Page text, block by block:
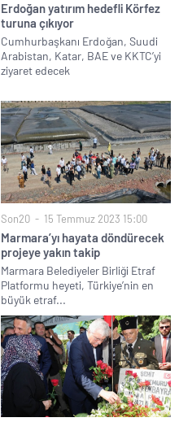
Erdoğan yatırım hedefli Körfez
turuna çıkıyor
Cumhurbaşkanı Erdoğan, Suudi
Arabistan, Katar, BAE ve KKTC’yi
ziyaret edecek
Son20 15 Temmuz 2023 15:00
Marmara’yı hayata döndürecek
projeye yakın takip
Marmara Belediyeler Birliği Etraf
Platformu heyeti, Türkiye’nin en
büyük etraf...